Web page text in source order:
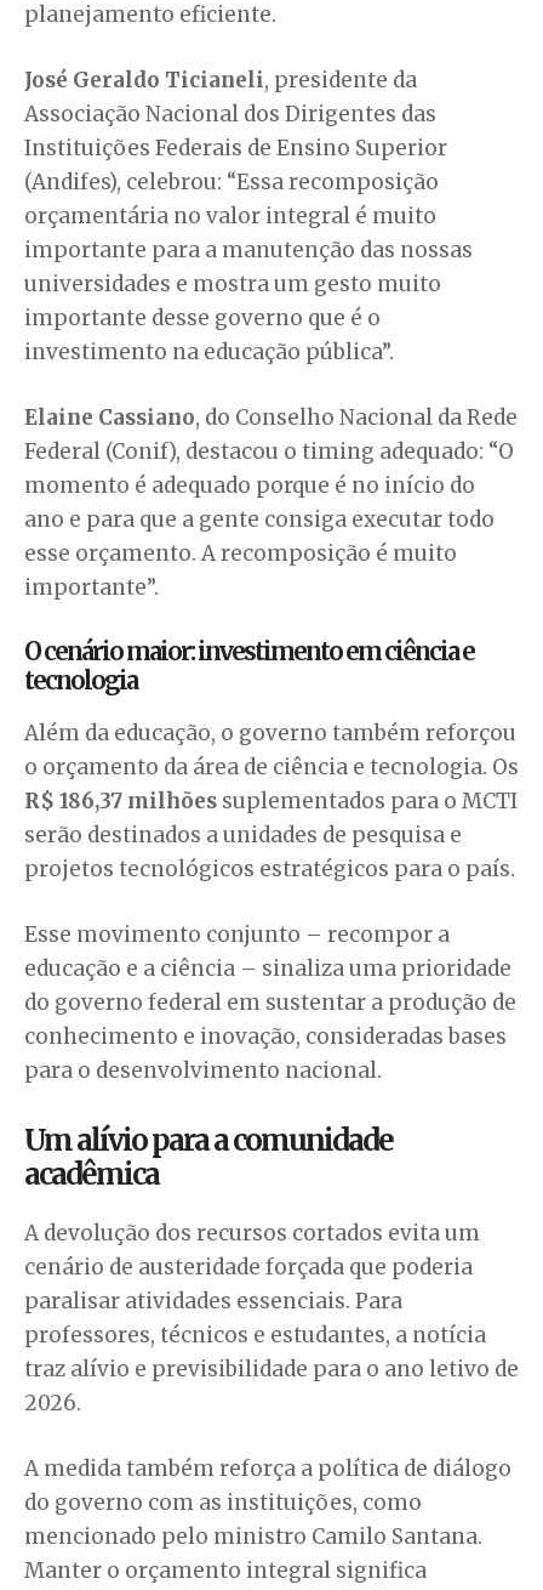
planejamento eficiente.
José Geraldo Ticianeli, presidente da
Associação Nacional dos Dirigentes das
Instituições Federais de Ensino Superior
(Andifes), celebrou: “Essa recomposição
orçamentária no valor integral é muito
importante para a manutenção das nossas
universidades e mostra um gesto muito
importante desse governo que é o
investimento na educação pública”.
Elaine Cassiano, do Conselho Nacional da Rede
Federal (Conif), destacou o timing adequado: “O
momento é adequado porque é no início do
ano e para que a gente consiga executar todo
esse orçamento. A recomposição é muito
importante”.
O cenário maior: investimento em ciência e
tecnologia
Além da educação, o governo também reforçou
o orçamento da área de ciência e tecnologia. Os
R$ 186,37 milhões suplementados para o MCTI
serão destinados a unidades de pesquisa e
projetos tecnológicos estratégicos para o país.
Esse movimento conjunto – recompor a
educação e a ciência – sinaliza uma prioridade
do governo federal em sustentar a produção de
conhecimento e inovação, consideradas bases
para o desenvolvimento nacional.
Um alívio para a comunidade
acadêmica
A devolução dos recursos cortados evita um
cenário de austeridade forçada que poderia
paralisar atividades essenciais. Para
professores, técnicos e estudantes, a notícia
traz alívio e previsibilidade para o ano letivo de
2026.
A medida também reforça a política de diálogo
do governo com as instituições, como
mencionado pelo ministro Camilo Santana.
Manter o orçamento integral significa